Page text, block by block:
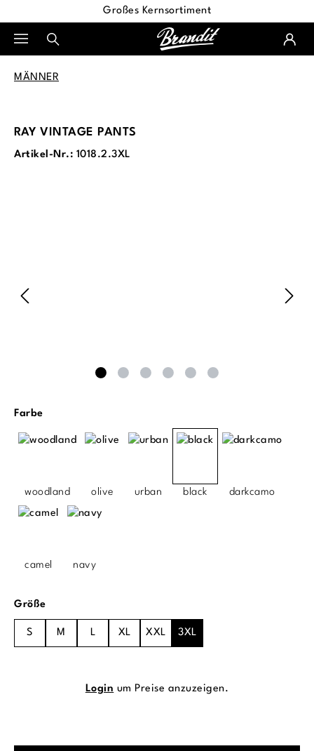
Großes Kernsortiment
MÄNNER
RAY VINTAGE PANTS
Artikel-Nr.: 1018.2.3XL
Farbeauswählen
woodland olive urban black darkcamo
camel navy
Größeauswählen
S M L XL XXL 3XL
Login um Preise anzuzeigen.